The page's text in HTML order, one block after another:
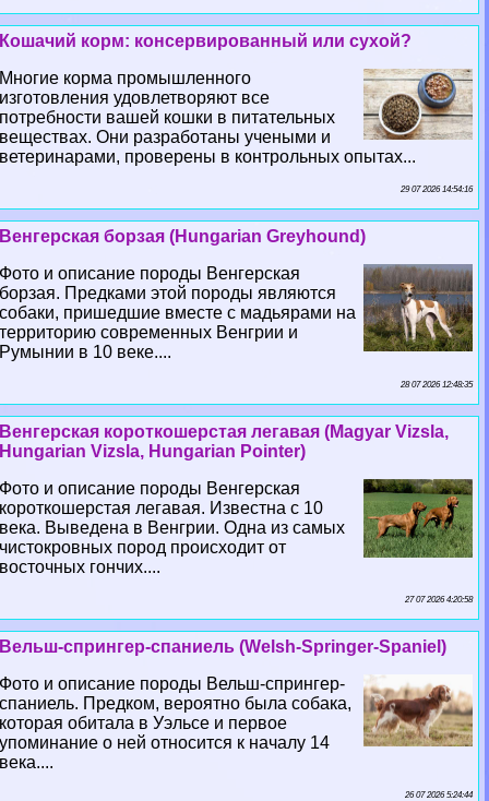
Кошачий корм: консервированный или сухой?
Многие корма промышленного
изготовления удовлетворяют все
потребности вашей кошки в питательных
веществах. Они разработаны учеными и
ветеринарами, проверены в контрольных опытах...
29 07 2026 14:54:16
Венгерская борзая (Hungarian Greyhound)
Фото и описание породы Венгерская
борзая. Предками этой породы являются
собаки, пришедшие вместе с мадьярами на
территорию современных Венгрии и
Румынии в 10 веке....
28 07 2026 12:48:35
Венгерская короткошерстая легавая (Magyar Vizsla,
Hungarian Vizsla, Hungarian Pointer)
Фото и описание породы Венгерская
короткошерстая легавая. Известна с 10
века. Выведена в Венгрии. Одна из самых
чистокровных пород происходит от
восточных гончих....
27 07 2026 4:20:58
Вельш-спрингер-спаниель (Welsh-Springer-Spaniel)
Фото и описание породы Вельш-спрингер-
спаниель. Предком, вероятно была собака,
которая обитала в Уэльсе и первое
упоминание о ней относится к началу 14
века....
26 07 2026 5:24:44